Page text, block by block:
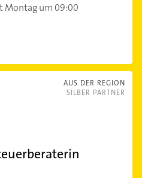
Montag um 09:00
AUS DER REGION
SILBER PARTNER